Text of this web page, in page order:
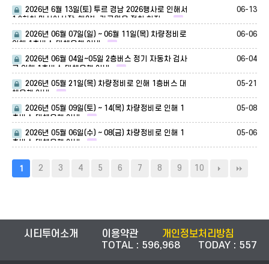
2026년 6월 13일(토) 투르 경남 2026행사로 인해서
1,2회차 마산어시장, 해양누리공원은 정차 하지…
06-13
2026년 06월 07일(일) ~ 06월 11일(목) 차량정비로
인해 1층버스 대체운행 안내.
06-06
2026년 06월 04일~05일 2층버스 정기 자동차 검사
로 인해 1층버스 대체운행 안내.
06-04
2026년 05월 21일(목) 차량정비로 인해 1층버스 대
체운행 안내.
05-21
2026년 05월 09일(토) ~ 14(목) 차량정비로 인해 1
층버스 대체운행 안내.
05-08
2026년 05월 06일(수) ~ 08(금) 차량정비로 인해 1
층버스 대체운행 안내.
05-06
1 2 3 4 5 6 7 8 9 10
시티투어소개 이용약관
개인정보처리방침
TOTAL : 596,968 TODAY : 557